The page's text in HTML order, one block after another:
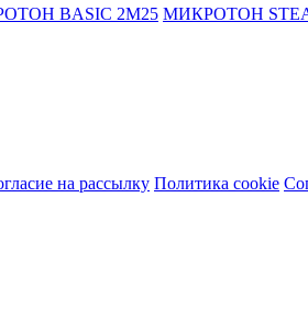
BASIC 2М25 МИКРОТОН
на рассылку Политика cookie